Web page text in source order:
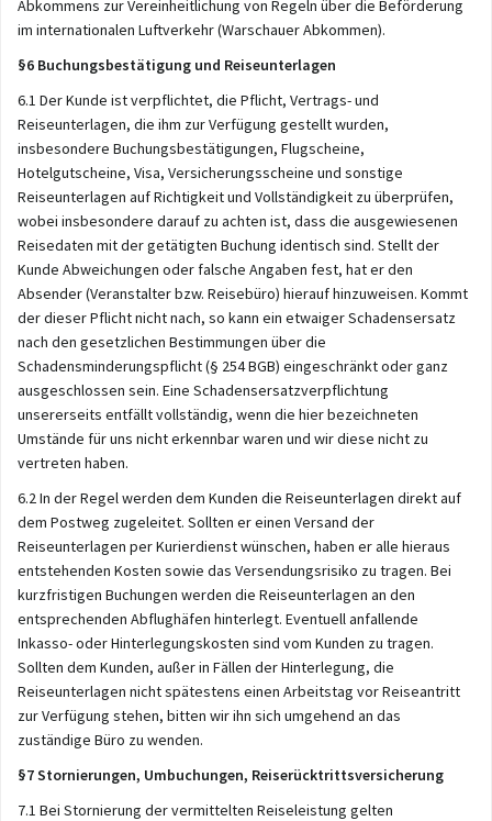
Abkommens zur Vereinheitlichung von Regeln über die Beförderung
im internationalen Luftverkehr (Warschauer Abkommen).
§6 Buchungsbestätigung und Reiseunterlagen
6.1 Der Kunde ist verpflichtet, die Pflicht, Vertrags- und
Reiseunterlagen, die ihm zur Verfügung gestellt wurden,
insbesondere Buchungsbestätigungen, Flugscheine,
Hotelgutscheine, Visa, Versicherungsscheine und sonstige
Reiseunterlagen auf Richtigkeit und Vollständigkeit zu überprüfen,
wobei insbesondere darauf zu achten ist, dass die ausgewiesenen
Reisedaten mit der getätigten Buchung identisch sind. Stellt der
Kunde Abweichungen oder falsche Angaben fest, hat er den
Absender (Veranstalter bzw. Reisebüro) hierauf hinzuweisen. Kommt
der dieser Pflicht nicht nach, so kann ein etwaiger Schadensersatz
nach den gesetzlichen Bestimmungen über die
Schadensminderungspflicht (§ 254 BGB) eingeschränkt oder ganz
ausgeschlossen sein. Eine Schadensersatzverpflichtung
unsererseits entfällt vollständig, wenn die hier bezeichneten
Umstände für uns nicht erkennbar waren und wir diese nicht zu
vertreten haben.
6.2 In der Regel werden dem Kunden die Reiseunterlagen direkt auf
dem Postweg zugeleitet. Sollten er einen Versand der
Reiseunterlagen per Kurierdienst wünschen, haben er alle hieraus
entstehenden Kosten sowie das Versendungsrisiko zu tragen. Bei
kurzfristigen Buchungen werden die Reiseunterlagen an den
entsprechenden Abflughäfen hinterlegt. Eventuell anfallende
Inkasso- oder Hinterlegungskosten sind vom Kunden zu tragen.
Sollten dem Kunden, außer in Fällen der Hinterlegung, die
Reiseunterlagen nicht spätestens einen Arbeitstag vor Reiseantritt
zur Verfügung stehen, bitten wir ihn sich umgehend an das
zuständige Büro zu wenden.
§7 Stornierungen, Umbuchungen, Reiserücktrittsversicherung
7.1 Bei Stornierung der vermittelten Reiseleistung gelten